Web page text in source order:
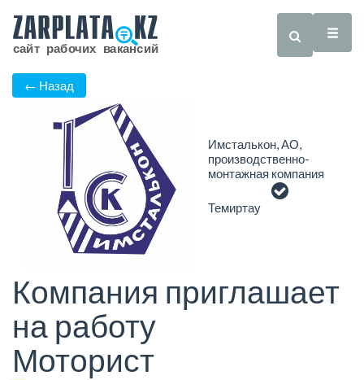
← Назад
Имсталькон, АО,
производственно-
монтажная компания
Темиртау
Компания приглашает
на работу
Моторист